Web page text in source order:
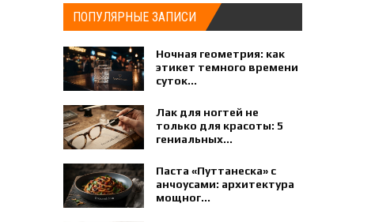
ПОПУЛЯРНЫЕ ЗАПИСИ
Ночная геометрия: как
этикет темного времени
суток...
Лак для ногтей не
только для красоты: 5
гениальных...
Паста «Путтанеска» с
анчоусами: архитектура
мощног...